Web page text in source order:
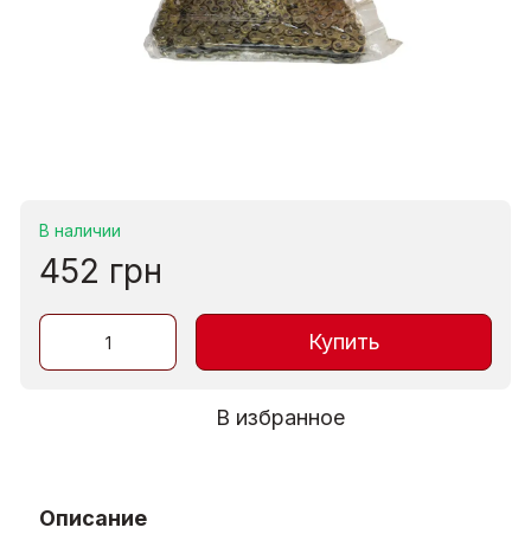
В наличии
452 грн
Купить
В избранное
Описание